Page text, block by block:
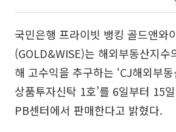
국민은행 프라이빗 뱅킹 골드앤와
(GOLD&WISE)는 해외부동산지수
해 고수익을 추구하는 ‘CJ해외부
상품투자신탁 1호’를 6일부터 15
PB센터에서 판매한다고 밝혔다.